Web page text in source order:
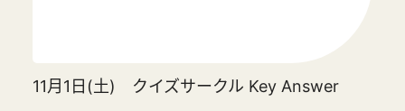
11月1日(土) クイズサークル Key Answer